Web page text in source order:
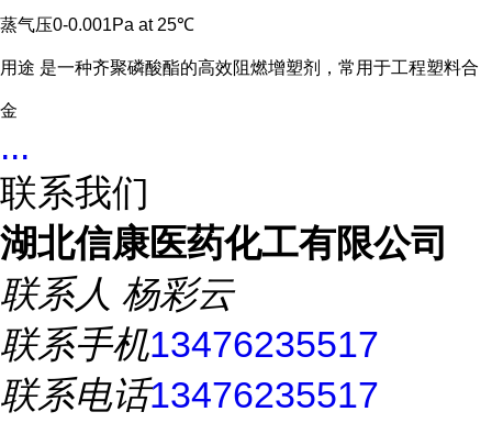
蒸气压0-0.001Pa at 25℃
用途 是一种齐聚磷酸酯的高效阻燃增塑剂，常用于工程塑料合
金
...
联系我们
湖北信康医药化工有限公司
联系人 杨彩云
联系手机13476235517
联系电话13476235517